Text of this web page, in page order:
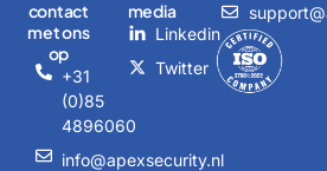
contact
met ons
op
+31
(0)85
4896060
info@apexsecurity.nl
media
Linkedin
Twitter